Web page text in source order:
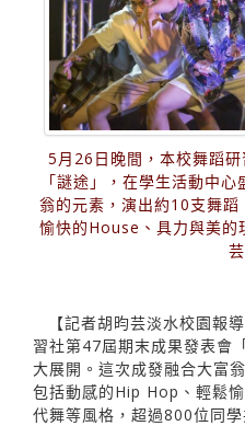
5月26日晚間，本校舞蹈
「謎途」，在學生活動中
翁的元素，演出約10支舞
愉快的House、具力與美的
芸
【記者胡昀芸淡水校園報
習社第47屆期末成果發表會
大展開。這次成發融合大富
包括動感的Hip Hop、輕鬆
代舞等風格，超過800位同